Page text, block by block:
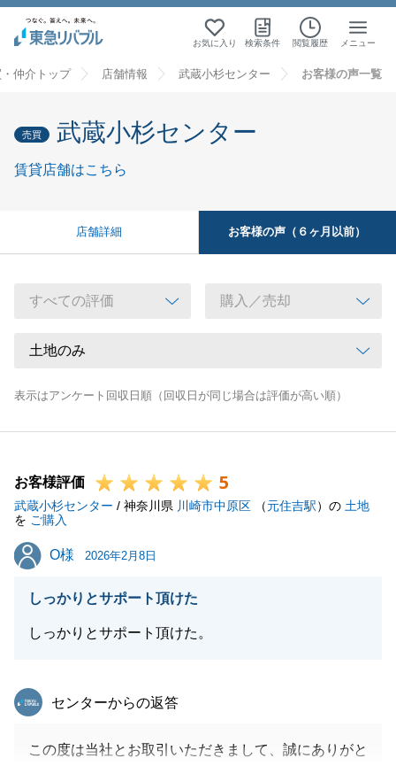
お気に入り 検索条件 閲覧履歴 メニュー
仲介トップ 店舗情報 武蔵小杉センター お客様の声一覧
売買 武蔵小杉センター
賃貸店舗はこちら
店舗詳細 お客様の声（６ヶ月以前）
表示はアンケート回収日順（回収日が同じ場合は評価が高い順）
お客様評価 5
武蔵小杉センター / 神奈川県 川崎市中原区 （元住吉駅）の 土地
を ご購入
O様
O様 2026年2月8日
しっかりとサポート頂けた
しっかりとサポート頂けた。
東急リバブル
センターからの返答
この度は当社とお取引いただきまして、誠にありがと